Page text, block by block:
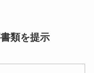
類を提示